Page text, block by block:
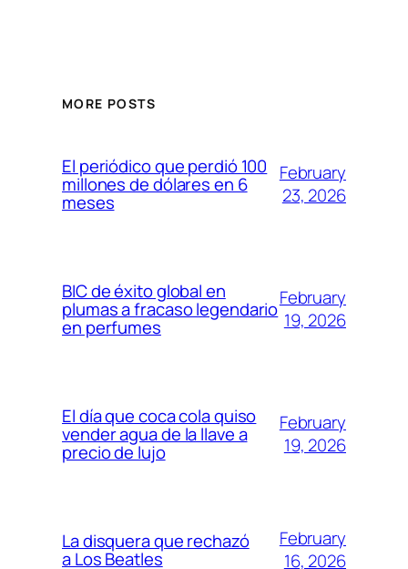
MORE POSTS
El periódico que perdió 100
millones de dólares en 6
meses
February
23, 2026
BIC de éxito global en
plumas a fracaso legendario
en perfumes
February
19, 2026
El día que coca cola quiso
vender agua de la llave a
precio de lujo
February
19, 2026
La disquera que rechazó
a Los Beatles
February
16, 2026